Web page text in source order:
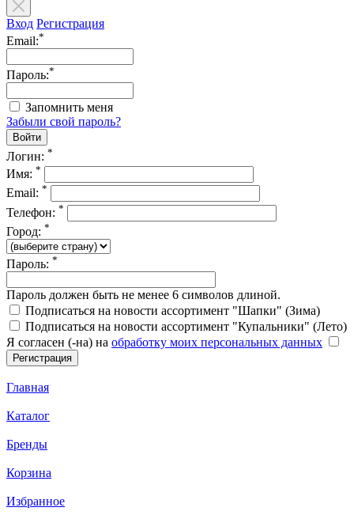
Вход Регистрация
Email:*
Пароль:*
Запомнить меня
Забыли свой пароль?
Логин: *
Имя: *
Email: *
Телефон: *
Город: *
Пароль: *
Пароль должен быть не менее 6 символов длиной.
Подписаться на новости ассортимент "Шапки" (Зима)
Подписаться на новости ассортимент "Купальники" (Лето)
Я согласен (-на) на обработку моих персональных данных
Главная
Каталог
Бренды
Корзина
Избранное